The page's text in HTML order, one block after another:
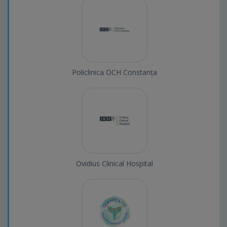
Policlinica OCH Constanța
Ovidius Clinical Hospital